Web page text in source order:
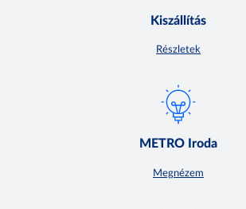
Kiszállítás
Részletek
METRO Iroda
Megnézem